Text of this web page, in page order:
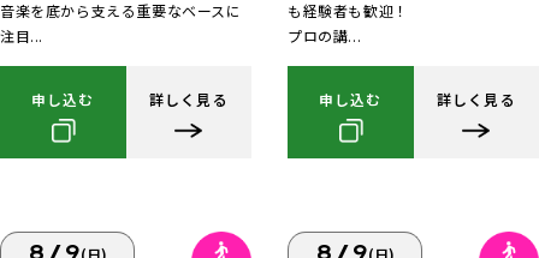
音楽を底から支える重要なベースに
注目...
申し込む 詳しく見る
も経験者も歓迎！
プロの講...
申し込む 詳しく見る
8/9(日) 8/9(日)